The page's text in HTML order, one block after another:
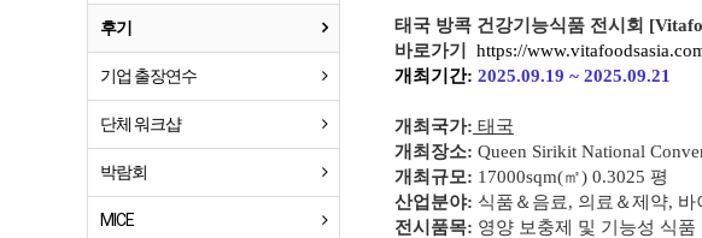
태국 방콕 건강기능식품 전시회
바로가기
https://
개최기간: 2025.09.19 ~ 2025.09.21
개최국가: 태국
개최장소: Queen Sirikit National
개최규모: 17000sqm(㎡) 0.3025 평
산업분야: 식품＆음료, 의료＆제약, 바
전시품목: 영양 보충제 및 기능성 식
후기
기업 출장연수
단체 워크샵
박람회
MICE